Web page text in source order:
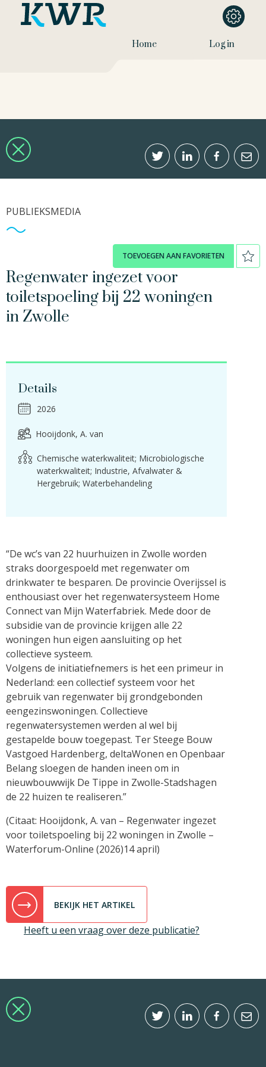
Home Log in
PUBLIEKSMEDIA
TOEVOEGEN AAN FAVORIETEN
Regenwater ingezet voor
toiletspoeling bij 22 woningen
in Zwolle
Details
2026
Hooijdonk, A. van
Chemische waterkwaliteit; Microbiologische
waterkwaliteit; Industrie, Afvalwater &
Hergebruik; Waterbehandeling
“De wc’s van 22 huurhuizen in Zwolle worden
straks doorgespoeld met regenwater om
drinkwater te besparen. De provincie Overijssel is
enthousiast over het regenwatersysteem Home
Connect van Mijn Waterfabriek. Mede door de
subsidie van de provincie krijgen alle 22
woningen hun eigen aansluiting op het
collectieve systeem.
Volgens de initiatiefnemers is het een primeur in
Nederland: een collectief systeem voor het
gebruik van regenwater bij grondgebonden
eengezinswoningen. Collectieve
regenwatersystemen werden al wel bij
gestapelde bouw toegepast. Ter Steege Bouw
Vastgoed Hardenberg, deltaWonen en Openbaar
Belang sloegen de handen ineen om in
nieuwbouwwijk De Tippe in Zwolle-Stadshagen
de 22 huizen te realiseren.”
(Citaat: Hooijdonk, A. van – Regenwater ingezet
voor toiletspoeling bij 22 woningen in Zwolle –
Waterforum-Online (2026)14 april)
BEKIJK HET ARTIKEL
Heeft u een vraag over deze publicatie?